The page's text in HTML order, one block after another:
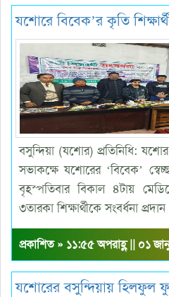
যশোরে বিবেক’র কৃতি
বসুন্দিয়া (যশোর) প্রতিনিধি: যশোর
সভাকক্ষে যশোরের ‘বিবেক’
বৃহস্পতিবার বিকাল ৪টায়
৩তারকা শিক্ষার্থীকে সংবর্ধনা
প্রকাশিত » ১১:৫৫ অপরাহ্ণ || ০১
যশোরের বসুন্দিয়ায় হিলফুল